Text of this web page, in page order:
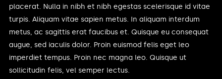
placerat. Nulla in nibh et nibh egestas scelerisque id vitae
turpis. Aliquam vitae sapien metus. In aliquam interdum
metus, ac sagittis erat faucibus et. Quisque eu consequat
augue, sed iaculis dolor. Proin euismod felis eget leo
imperdiet tempus. Proin nec magna leo. Quisque ut
sollicitudin felis, vel semper lectus.